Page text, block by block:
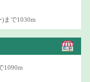
まで1030m
1090m